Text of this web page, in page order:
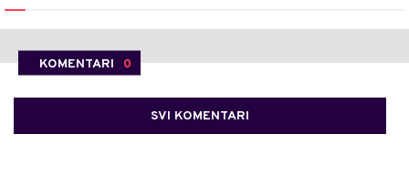
KOMENTARI 0
SVI KOMENTARI